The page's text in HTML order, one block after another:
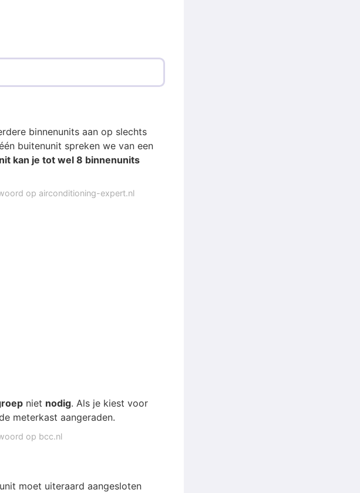
binnenunits aan op slechts
buitenunit spreken we van een
kan je tot wel 8 binnenunits
op airconditioning-expert.nl
niet nodig. Als je kiest voor
meterkast aangeraden.
op bcc.nl
moet uiteraard aangesloten